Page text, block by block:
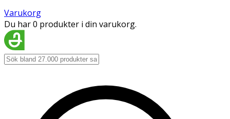
Varukorg
Du har 0 produkter i din varukorg.